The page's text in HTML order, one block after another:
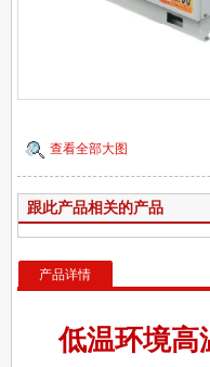
查看全部大图
跟此产品相关的产品
产品详情
低温环境高